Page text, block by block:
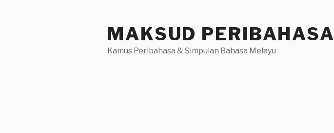
MAKSUD PERIBAHASA
Kamus Peribahasa & Simpulan Bahasa Melayu